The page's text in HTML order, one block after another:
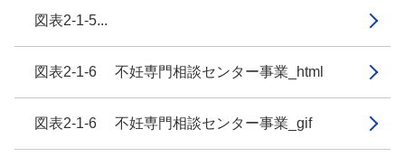
図表2-1-5...
図表2-1-6 不妊専門相談センター事業_html
図表2-1-6 不妊専門相談センター事業_gif